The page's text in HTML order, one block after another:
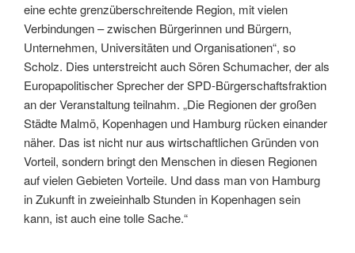
eine echte grenzüberschreitende Region, mit vielen
Verbindungen – zwischen Bürgerinnen und Bürgern,
Unternehmen, Universitäten und Organisationen“, so
Scholz. Dies unterstreicht auch Sören Schumacher, der als
Europapolitischer Sprecher der SPD-Bürgerschaftsfraktion
an der Veranstaltung teilnahm. „Die Regionen der großen
Städte Malmö, Kopenhagen und Hamburg rücken einander
näher. Das ist nicht nur aus wirtschaftlichen Gründen von
Vorteil, sondern bringt den Menschen in diesen Regionen
auf vielen Gebieten Vorteile. Und dass man von Hamburg
in Zukunft in zweieinhalb Stunden in Kopenhagen sein
kann, ist auch eine tolle Sache.“